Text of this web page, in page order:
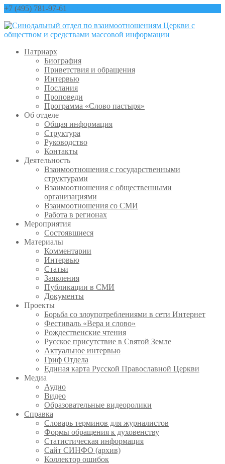
+7 (495) 781-97-61
Патриарх
Биография
Приветствия и обращения
Интервью
Послания
Проповеди
Программа «Слово пастыря»
Об отделе
Общая информация
Структура
Руководство
Контакты
Деятельность
Взаимоотношения с государственными
структурами
Взаимоотношения с общественными
организациями
Взаимоотношения со СМИ
Работа в регионах
Мероприятия
Состоявшиеся
Материалы
Комментарии
Интервью
Статьи
Заявления
Публикации в СМИ
Документы
Проекты
Борьба со злоупотреблениями в сети Интернет
Фестиваль «Вера и слово»
Рождественские чтения
Русское присутствие в Святой Земле
Актуальное интервью
Гриф Отдела
Единая карта Русской Православной Церкви
Медиа
Аудио
Видео
Образовательные видеоролики
Справка
Словарь терминов для журналистов
Формы обращения к духовенству
Статистическая информация
Сайт СИНФО (архив)
Коллектор ошибок